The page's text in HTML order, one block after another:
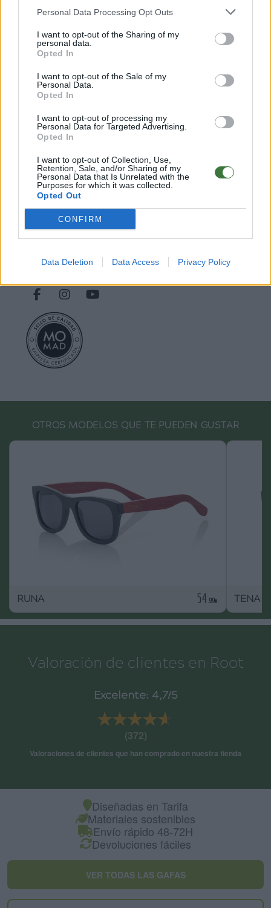
Personal Data Processing Opt Outs
I want to opt-out of the Sharing of my
personal data.
Opted In
I want to opt-out of the Sale of my
Personal Data.
Opted In
I want to opt-out of processing my
Personal Data for Targeted Advertising.
Opted In
I want to opt-out of Collection, Use,
Retention, Sale, and/or Sharing of my
Personal Data that Is Unrelated with the
Purposes for which it was collected.
Opted Out
CONFIRM
Data Deletion Data Access Privacy Policy
✔ Garantía de sasisfacción:
Cambio Gratuito
Devoluciones fáciles
Garantía contra defectos
✔ Información adicional:
Cuidados y Mantenimiento
FAQ - Preguntas frecuentes
Declaración de conformidad CE.
Servicio Postventa
Nota** Los envíos gratuitos marcados dependen del destino y no están
incluidos para todos los destinos o métodos de envío. Introduce el
destino en el paso 2 de la cesta para más información
Root Sunglasses ®Tarifa - Spain
Atención Cliente: +34 956 680 448 (LU-VI 9:00 a 15:00)
SKU: GFRY46MS NUEVO/DISPONIBLE
OTROS MODELOS QUE TE PUEDEN GUSTAR
RUNA 54 .99€ TENA S
Valoración de clientes en Root
Excelente: 4,7/5
★★★★★
★★★★★
(372)
Valoraciones de clientes que han comprado en nuestra tienda
Diseñadas en Tarifa
Materiales sostenibles
Envío rápido 48-72H
Devoluciones fáciles
VER TODAS LAS GAFAS